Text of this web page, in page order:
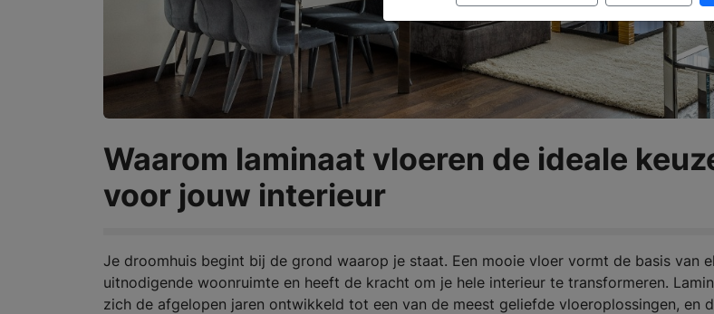
Waarom laminaat vloeren de ideale
voor jouw interieur
Je droomhuis begint bij de grond waarop je staat. Een mooie vloer vormt de basis van
uitnodigende woonruimte en heeft de kracht om je hele interieur te transformeren.
zich de afgelopen jaren ontwikkeld tot een van de meest geliefde vloeroplossingen, en